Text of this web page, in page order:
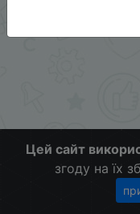
Цей сайт
згоду на їх